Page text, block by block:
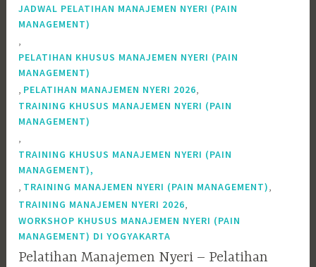
JADWAL PELATIHAN MANAJEMEN NYERI (PAIN
MANAGEMENT)
PELATIHAN KHUSUS MANAJEMEN NYERI (PAIN
MANAGEMENT)
PELATIHAN MANAJEMEN NYERI 2026
TRAINING KHUSUS MANAJEMEN NYERI (PAIN
MANAGEMENT)
TRAINING KHUSUS MANAJEMEN NYERI (PAIN
MANAGEMENT),
TRAINING MANAJEMEN NYERI (PAIN MANAGEMENT)
TRAINING MANAJEMEN NYERI 2026
WORKSHOP KHUSUS MANAJEMEN NYERI (PAIN
MANAGEMENT) DI YOGYAKARTA
Pelatihan Manajemen Nyeri – Pelatihan